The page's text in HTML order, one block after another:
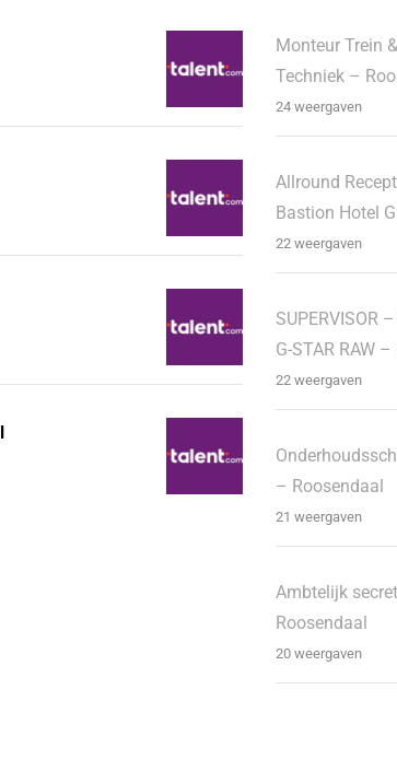
Monteur Trein
Techniek –
24 weergaven
Allround
Bastion Hotel
22 weergaven
SUPERVISOR
G-STAR RAW
22 weergaven
– Roosendaal
21 weergaven
Ambtelijk
Roosendaal
20 weergaven